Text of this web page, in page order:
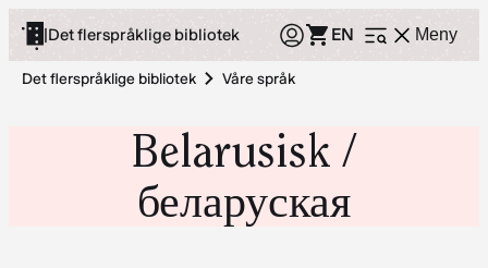
Hopp
innhold
|Det flerspråklige bibliotek EN Meny
Åpne
Det flerspråklige bibliotek
Våre språk
Belarusisk /
беларуская